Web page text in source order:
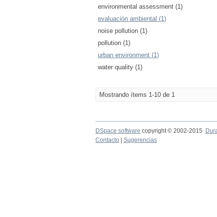
environmental assessment (1)
evaluación ambiental (1)
noise pollution (1)
pollution (1)
urban environment (1)
water quality (1)
Mostrando ítems 1-10 de 1
DSpace software copyright © 2002-2015
Contacto
Sugerencias